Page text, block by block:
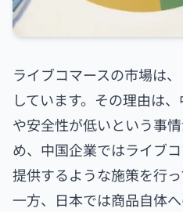
ライブコマースの市場は
しています。その理由は
や安全性が低いという事
め、中国企業ではライブ
提供するような施策を行っ
一方、日本では商品自体